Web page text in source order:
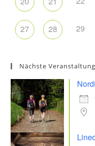
27 28 29
Nächste